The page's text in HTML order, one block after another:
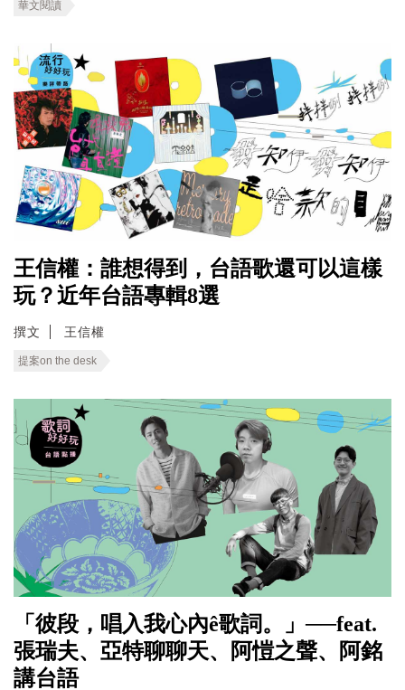
華文閱讀
王信權：誰想得到，台語歌還可以這樣
玩？近年台語專輯8選
撰文 王信權
提案on the desk
「彼段，唱入我心內ê歌詞。」──feat.
張瑞夫、亞特聊聊天、阿愷之聲、阿銘
講台語